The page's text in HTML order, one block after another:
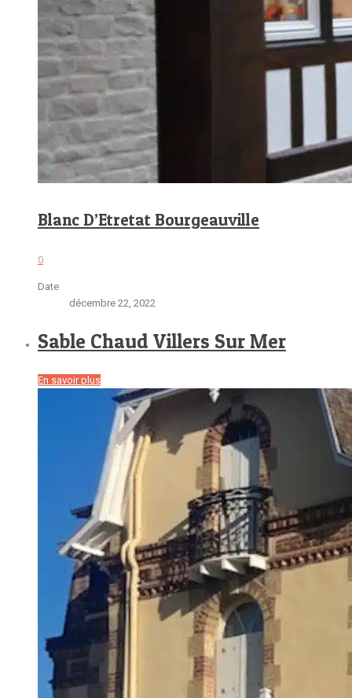
Blanc D’Etretat Bourgeauville
0
Date
décembre 22, 2022
Sable Chaud Villers Sur Mer
En savoir plus